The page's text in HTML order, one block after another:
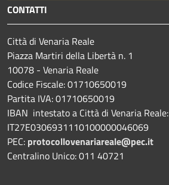
CONTATTI
Città di Venaria Reale
Piazza Martiri della Libertà n. 1
10078 - Venaria Reale
Codice Fiscale: 01710650019
Partita IVA: 01710650019
IBAN intestato a Città di Venaria Reale:
IT27E0306931110100000046069
PEC: protocollovenariareale@pec.it
Centralino Unico: 011 40721